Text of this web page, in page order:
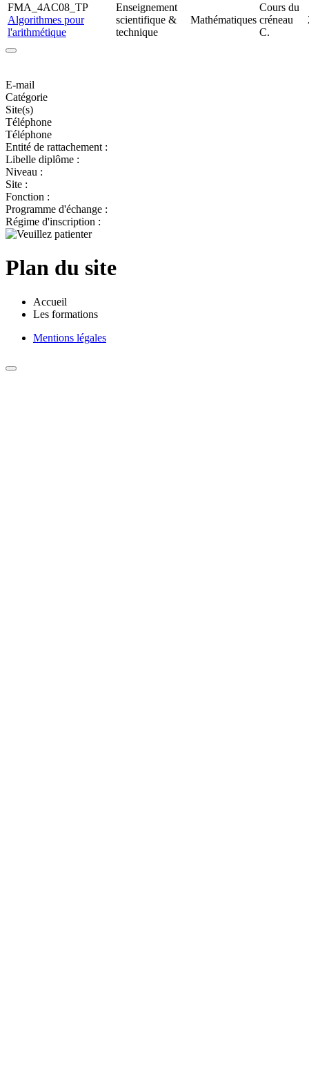
FMA_4AC08_TP
Algorithmes pour
l'arithmétique
Enseignement
scientifique &
technique
Mathématiques
Cours du
créneau
C.
E-mail
Catégorie
Site(s)
Téléphone
Téléphone
Entité de rattachement :
Libelle diplôme :
Niveau :
Site :
Fonction :
Programme d'échange :
Régime d'inscription :
Plan du site
Accueil
Les formations
Mentions légales